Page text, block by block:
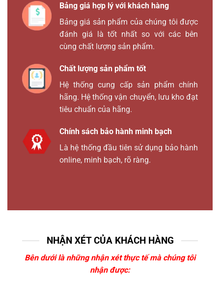
Bảng giá hợp lý với khách hàng
Bảng giá sản phẩm của chúng tôi được
đánh giá là tốt nhất so với các bên
cùng chất lượng sản phẩm.
Chất lượng sản phẩm tốt
Hệ thống cung cấp sản phẩm chính
hãng. Hệ thống vận chuyển, lưu kho đạt
tiêu chuẩn của hãng.
Chính sách bảo hành minh bạch
Là hệ thống đầu tiên sử dụng bảo hành
online, minh bạch, rõ ràng.
NHẬN XÉT CỦA KHÁCH HÀNG
Bên dưới là những nhận xét thực tế mà chúng tôi
nhận được: